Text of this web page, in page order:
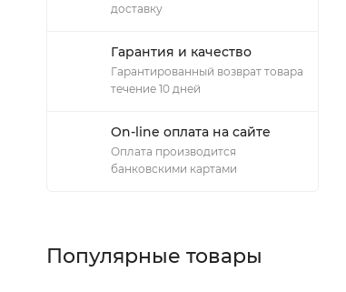
доставку
Гарантия и качество
Гарантированный возврат товара
течение 10 дней
On-line оплата на сайте
Оплата производится
банковскими картами
Популярные товары